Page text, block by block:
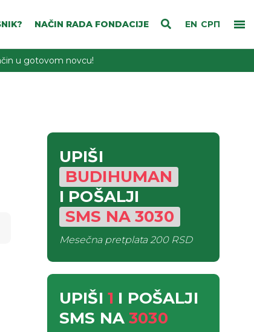
EN СРП
NAČIN RADA FONDACIJE
u gotovom novcu!
UPIŠI
BUDIHUMAN
I POŠALJI
SMS NA3030
Mesečna pretplata200 RSD
UPIŠI 1 I POŠALJI
SMS NA 3030